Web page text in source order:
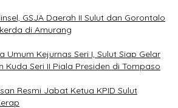
GSJA Daerah II Sulut dan Gorontalo
di Amurang
Umum Kejurnas Seri I, Sulut Siap Gelar
Kuda Seri II Piala Presiden di Tompaso
Resmi Jabat Ketua KPID Sulut